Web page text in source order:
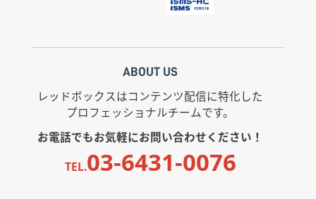
ABOUT US
レッドボックスはコンテンツ配信に特化した
プロフェッショナルチームです。
お電話でもお気軽にお問い合わせください！
TEL.03-6431-0076